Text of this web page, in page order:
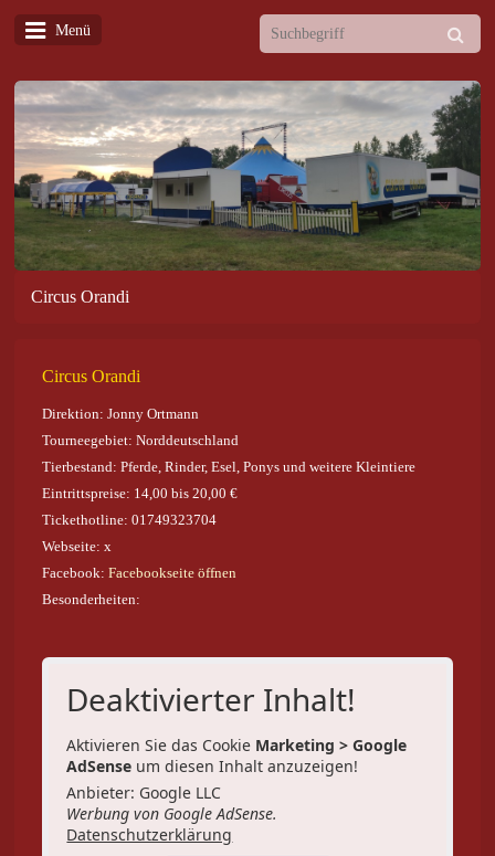
Menü
Circus Orandi
Circus Orandi
Direktion: Jonny Ortmann
Tourneegebiet: Norddeutschland
Tierbestand: Pferde, Rinder, Esel, Ponys und weitere Kleintiere
Eintrittspreise: 14,00 bis 20,00 €
Tickethotline: 01749323704
Webseite: x
Facebook:Facebookseite öffnen
Besonderheiten:
Deaktivierter Inhalt!
Aktivieren Sie das Cookie Marketing > Google
AdSense um diesen Inhalt anzuzeigen!
Anbieter: Google LLC
Werbung von Google AdSense.
Datenschutzerklärung